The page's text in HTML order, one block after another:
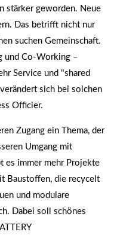
stärker geworden. Neue
Das betrifft nicht nur
suchen Gemeinschaft.
und Co-Working –
Service und "shared
sich bei solchen
Officier.
Zugang ein Thema, der
Umgang mit
es immer mehr Projekte
Baustoffen, die recycelt
und modulare
Dabei soll schönes